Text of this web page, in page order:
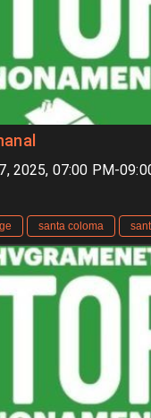
2025, 07:00 PM-
santa coloma